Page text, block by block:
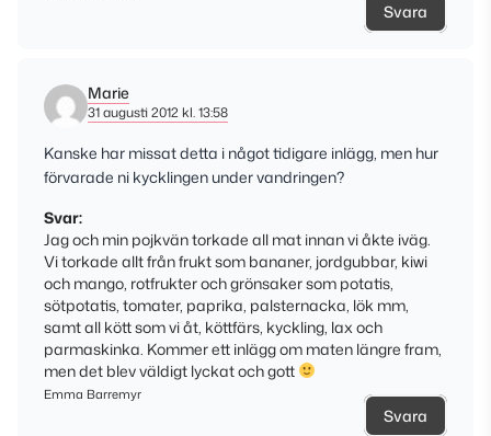
Svara
Marie
31 augusti 2012 kl. 13:58
Kanske har missat detta i något tidigare inlägg, men hur
förvarade ni kycklingen under vandringen?
Svar:
Jag och min pojkvän torkade all mat innan vi åkte iväg.
Vi torkade allt från frukt som bananer, jordgubbar, kiwi
och mango, rotfrukter och grönsaker som potatis,
sötpotatis, tomater, paprika, palsternacka, lök mm,
samt all kött som vi åt, köttfärs, kyckling, lax och
parmaskinka. Kommer ett inlägg om maten längre fram,
men det blev väldigt lyckat och gott
Emma Barremyr
Svara